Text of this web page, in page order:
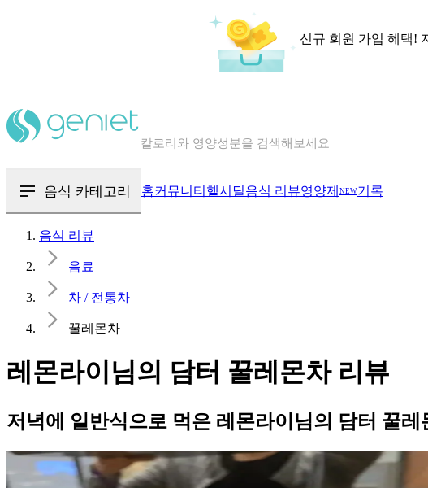
신규 회원 가입 혜택!
혈당 · 다이어트 음식 검색해보세요
음식 카테고리 홈커뮤니티 헬시딜음식 리뷰영양제 NEW기록
음식 리뷰
음료
차 / 전통차
꿀레몬차
레몬라이님의 담터 꿀레몬차 리뷰
저녁에 일반식으로 먹은 레몬라이님의 담터 꿀